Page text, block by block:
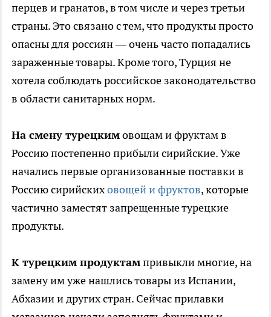
перцев и гранатов, в том числе и через третьи
страны. Это связано с тем, что продукты просто
опасны для россиян — очень часто попадались
зараженные товары. Кроме того, Турция не
хотела соблюдать российское законодательство
в области санитарных норм.
На смену турецкимовощам и фруктам в
Россию постепенно прибыли сирийские. Уже
начались первые организованные поставки в
Россию сирийскиховощей и фруктов, которые
частично заместят запрещенные турецкие
продукты.
К турецким продуктампривыкли многие, на
замену им уже нашлись товары из Испании,
Абхазии и других стран. Сейчас прилавки